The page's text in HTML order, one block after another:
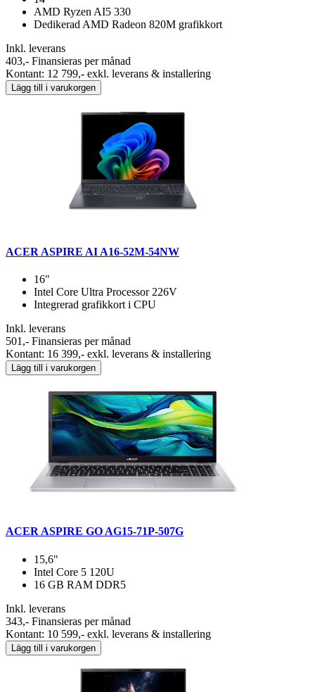
AMD Ryzen AI5 330
Dedikerad AMD Radeon 820M grafikkort
Inkl. leverans
403,- Finansieras per månad
Kontant: 12 799,- exkl. leverans & installering
Lägg till i varukorgen
ACER ASPIRE AI A16-52M-54NW
16"
Intel Core Ultra Processor 226V
Integrerad grafikkort i CPU
Inkl. leverans
501,- Finansieras per månad
Kontant: 16 399,- exkl. leverans & installering
Lägg till i varukorgen
ACER ASPIRE GO AG15-71P-507G
15,6"
Intel Core 5 120U
16 GB RAM DDR5
Inkl. leverans
343,- Finansieras per månad
Kontant: 10 599,- exkl. leverans & installering
Lägg till i varukorgen